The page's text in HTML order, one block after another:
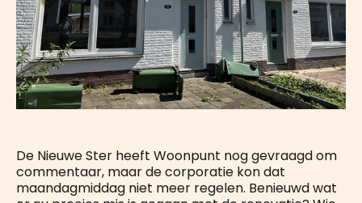
De Nieuwe Ster heeft Woonpunt nog gevraagd om
commentaar, maar de corporatie kon dat
maandagmiddag niet meer regelen. Benieuwd wat